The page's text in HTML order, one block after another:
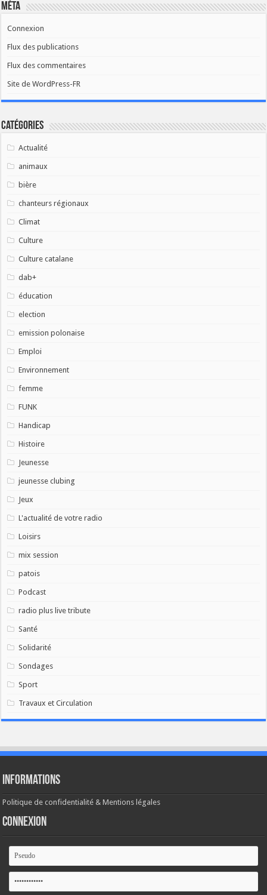
Méta
Connexion
Flux des publications
Flux des commentaires
Site de WordPress-FR
Catégories
Actualité
animaux
bière
chanteurs régionaux
Climat
Culture
Culture catalane
dab+
éducation
election
emission polonaise
Emploi
Environnement
femme
FUNK
Handicap
Histoire
Jeunesse
jeunesse clubing
Jeux
L'actualité de votre radio
Loisirs
mix session
patois
Podcast
radio plus live tribute
Santé
Solidarité
Sondages
Sport
Travaux et Circulation
Informations
Politique de confidentialité & Mentions légales
Connexion